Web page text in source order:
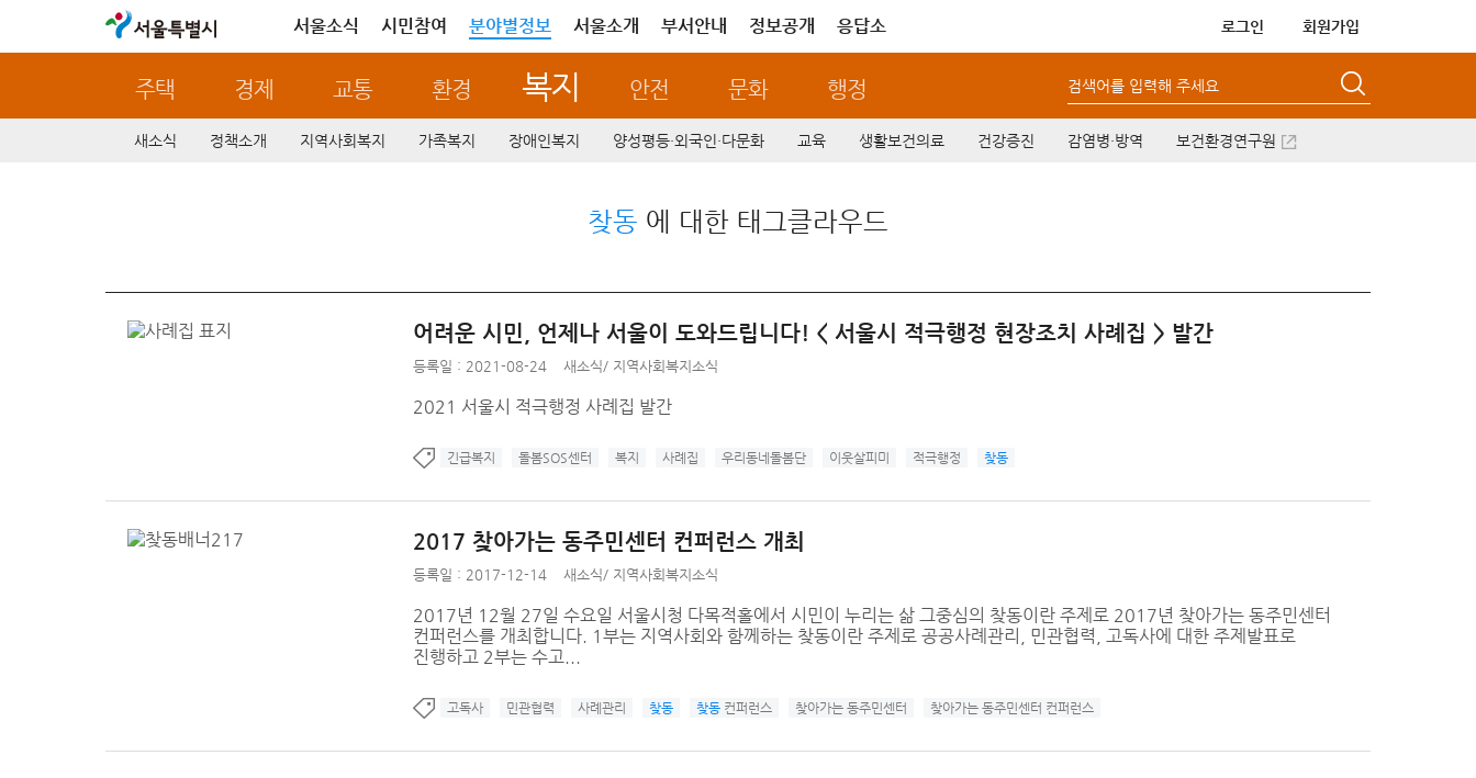
서울특별시 서울소식 시민참여 분야별정보 서울소개 부서안내 정보공개 응답소 로그인 회원가입
주택 경제 교통 환경 복지 안전 문화 행정 검색어를 입력해 주세요
새소식 정책소개 지역사회복지 가족복지 장애인복지 양성평등·외국인·다문화 교육 생활보건의료 건강증진 감염병·방역 보건환경연구원
찾동 에 대한 태그클라우드
어려운 시민, 언제나 서울이 도와드립니다! < 서울시 적극행정 현장조치 사례집 > 발간
등록일 : 2021-08-24 새소식/ 지역사회복지소식
2021 서울시 적극행정 사례집 발간
긴급복지 돌봄SOS센터 복지 사례집 우리동네돌봄단 이웃살피미 적극행정 찾동
2017 찾아가는 동주민센터 컨퍼런스 개최
등록일 : 2017-12-14 새소식/ 지역사회복지소식
2017년 12월 27일 수요일 서울시청 다목적홀에서 시민이 누리는 삶 그중심의 찾동이란 주제로 2017년 찾아가는 동주민센터
컨퍼런스를 개최합니다. 1부는 지역사회와 함께하는 찾동이란 주제로 공공사례관리, 민관협력, 고독사에 대한 주제발표로
진행하고 2부는 수고...
고독사 민관협력 사례관리 찾동 찾동 컨퍼런스 찾아가는 동주민센터 찾아가는 동주민센터 컨퍼런스